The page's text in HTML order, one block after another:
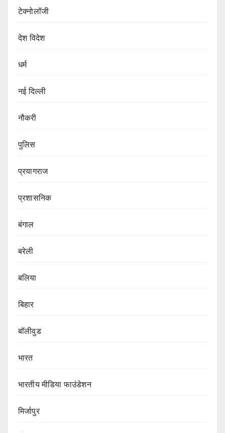
टेक्नोलॉजी
देश विदेश
धर्म
नई दिल्ली
नौकरी
पुलिस
प्रयागराज
प्रशासनिक
बंगाल
बरेली
बलिया
बिहार
बॉलीवुड
भारत
भारतीय मीडिया फाउंडेशन
मिर्जापुर